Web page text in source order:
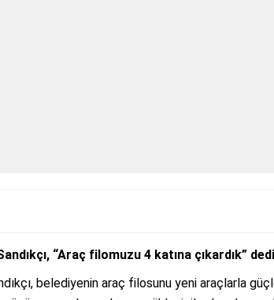
“Araç filomuzu 4 katına çıkardık”
belediyenin araç filosunu yeni araçlarla